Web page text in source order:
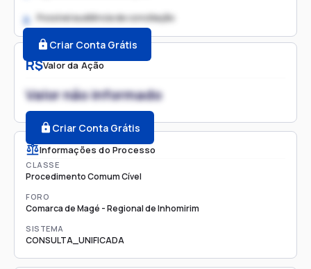
R$Valor da Ação
Valor não informado
Criar Conta Grátis
Informações do Processo
CLASSE
Procedimento Comum Cível
FORO
Comarca de Magé - Regional de Inhomirim
SISTEMA
CONSULTA_UNIFICADA
2. Possível audiência de conciliação
Criar Conta Grátis